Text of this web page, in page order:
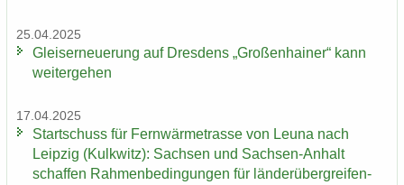
25.04.2025
Gleis­er­neue­rung auf Dres­dens „Gro­ßen­hai­ner“ kann
wei­ter­ge­hen
17.04.2025
Start­schuss für Fern­wär­me­tras­se von Leuna nach
Leip­zig (Kulk­witz): Sach­sen und Sachsen-​Anhalt
schaf­fen Rah­men­be­din­gun­gen für län­der­über­grei­fen­